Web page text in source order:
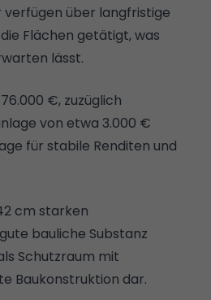
verfügen über langfristige
Flächen getätigt, was
lässt.
€, zuzüglich
von etwa 3.000 €
für stabile Renditen und
cm starken
bauliche Substanz
Schutzraum mit
Baukonstruktion dar.